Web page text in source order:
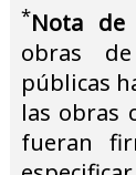
*Nota de
obras
públicas
las obras
fueran